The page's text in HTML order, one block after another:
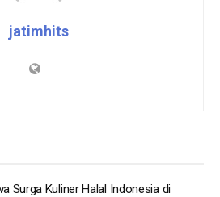
jatimhits
Surga Kuliner Halal Indonesia di